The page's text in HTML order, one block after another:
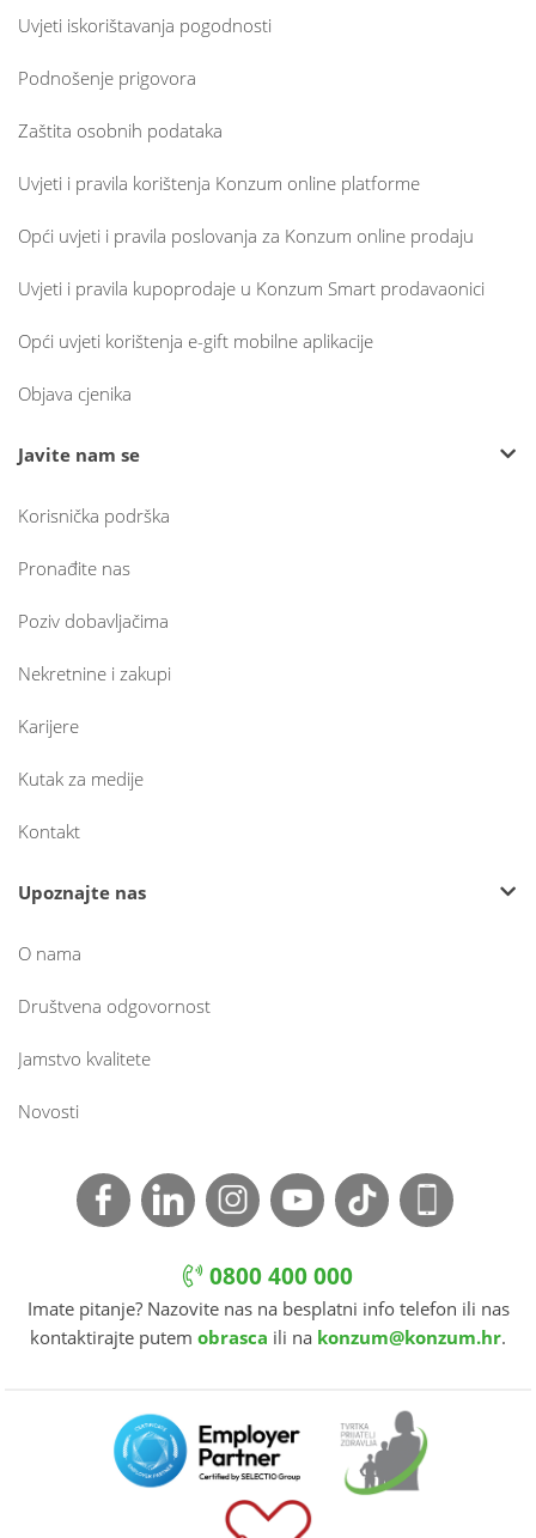
Uvjeti iskorištavanja pogodnosti
Podnošenje prigovora
Zaštita osobnih podataka
Uvjeti i pravila korištenja Konzum online platforme
Opći uvjeti i pravila poslovanja za Konzum online prodaju
Uvjeti i pravila kupoprodaje u Konzum Smart prodavaonici
Opći uvjeti korištenja e-gift mobilne aplikacije
Objava cjenika
Javite nam se
Korisnička podrška
Pronađite nas
Poziv dobavljačima
Nekretnine i zakupi
Karijere
Kutak za medije
Kontakt
Upoznajte nas
O nama
Društvena odgovornost
Jamstvo kvalitete
Novosti
0800 400 000
Imate pitanje? Nazovite nas na besplatni info telefon ili nas
kontaktirajte putem obrasca ili na konzum@konzum.hr.